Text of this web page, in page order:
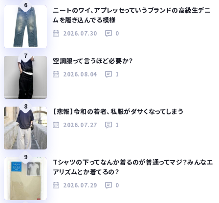
6
ニートのワイ、アプレッセっていうブランドの高級生デニ
ムを履き込んでる模様
2026.07.30 0
7
空調服って言うほど必要か？
2026.08.04 1
8
【悲報】令和の若者、私服がダサくなってしまう
2026.07.27 1
9
Tシャツの下ってなんか着るのが普通ってマジ？みんなエ
アリズムとか着てるの？
2026.07.29 0